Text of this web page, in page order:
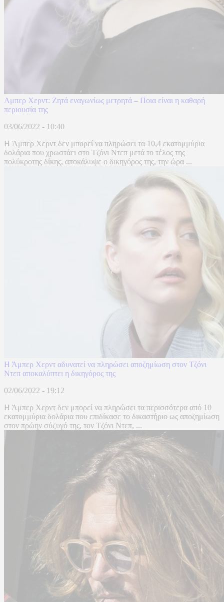
Αμπερ Χερντ: Ζητά εναγωνίως μετρητά – Ποια είναι η καθαρή
περιουσία της
03/06/2022 - 10:40
H Άμπερ Χερντ δεν μπορεί να πληρώσει τα 10,4 εκατομμύρια
δολάρια που χρωστάει στο Τζόνι Ντεπ μετά το τέλος της
πολύκροτης δίκης, αποκάλυψε ο δικηγόρος της, την ώρα ...
Η Άμπερ Χερντ αδυνατεί να πληρώσει αποζημίωση στον Τζόνι
Ντεπ αποκαλύπτει η δικηγόρος της
02/06/2022 - 19:12
Η Άμπερ Χερντ δεν μπορεί να πληρώσει τα περισσότερα από 10
εκατομμύρια δολάρια που επιδίκασε το δικαστήριο ως αποζημίωση
στον πρώην σύζυγό της, τον Τζόνι Ντεπ, ...